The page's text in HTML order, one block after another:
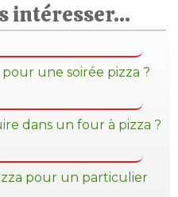
intéresser...
une soirée pizza ?
dans un four à pizza ?
pour un particulier